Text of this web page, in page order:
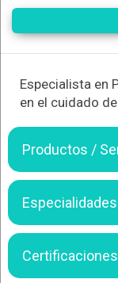
Especialista en
en el cuidado
Productos /
La Dra. Noemí
procedimientos
de pacientes
prematuros.
Especialidades
La Dra. Noemí
procedimientos: